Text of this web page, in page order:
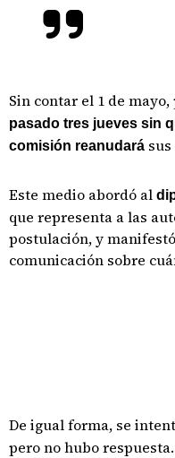
Sin contar el 1 de
pasado tres jueves sin
comisión reanudará
Este medio abordó al
que representa a las
postulación, y
comunicación sobre
De igual forma, se
pero no hubo respuesta.